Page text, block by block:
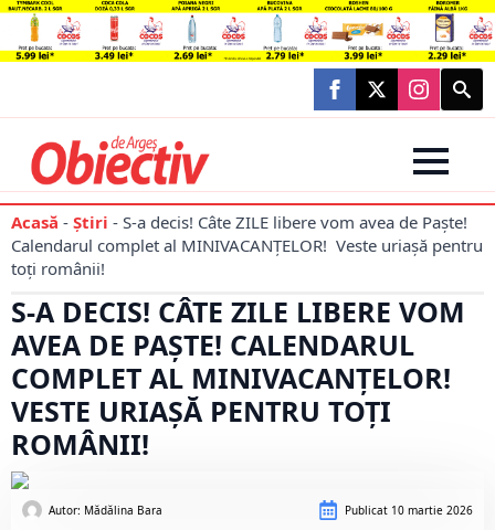
Search
for:
Acasă - Știri - S-a decis! Câte ZILE libere vom avea de Paște!
Calendarul complet al MINIVACANȚELOR! Veste uriașă pentru
toți românii!
S-A DECIS! CÂTE ZILE LIBERE VOM
AVEA DE PAȘTE! CALENDARUL
COMPLET AL MINIVACANȚELOR!
VESTE URIAȘĂ PENTRU TOȚI
ROMÂNII!
Autor: Mădălina Bara Publicat 10 martie 2026